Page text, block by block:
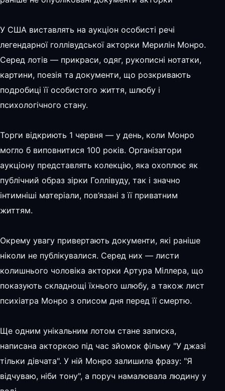
У США виставлять на аукціон особисті речі
легендарної голлівудської акторки Мерилін Монро.
Серед лотів — прикраси, одяг, рукописні нотатки,
картини, поезія та документи, що розкривають
подробиці її особистого життя, шлюбу і
психологічного стану.
Торги відкриють 1 червня — у день, коли Монро
могло б виповнитися 100 років. Організатори
аукціону представлять колекцію, яка охоплює як
публічний образ зірки Голлівуду, так і значно
інтимніші матеріали, пов’язані з її приватним
життям.
Окрему увагу привертають документи, які раніше
ніколи не публікувалися. Серед них — листи
колишнього чоловіка акторки Артура Міллера, що
показують складнощі їхнього шлюбу, а також лист
психіатра Монро з описом дня перед її смертю.
Ще одним унікальним лотом стане записка,
написана акторкою під час зйомок фільму "У джазі
тільки дівчата". У ній Монро залишила фразу: "Я
відчуваю, ніби тону", а поруч намалювала людину у